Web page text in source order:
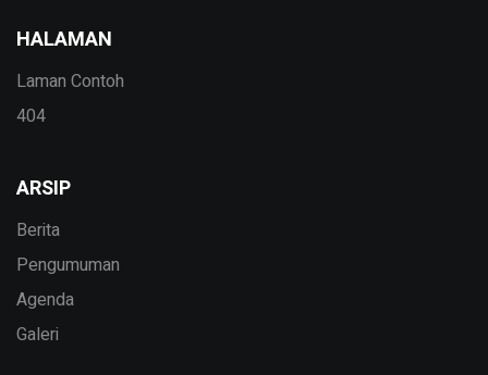
HALAMAN
Laman Contoh
404
ARSIP
Berita
Pengumuman
Agenda
Galeri